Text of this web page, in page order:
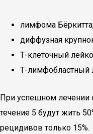
лимфома
диффузная
Т-клеточный
Т-лимфобластный
При успешном лечении
течение 5 будут жить
рецидивов только 15%.